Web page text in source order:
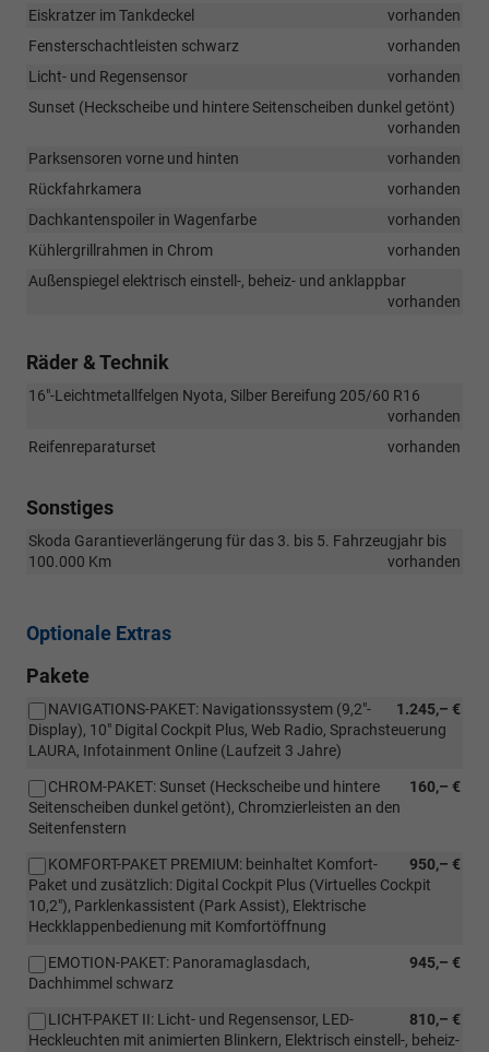
Eiskratzer im Tankdeckel
vorhanden
Fensterschachtleisten schwarz
vorhanden
Licht- und Regensensor
vorhanden
Sunset (Heckscheibe und hintere Seitenscheiben dunkel getönt)
vorhanden
Parksensoren vorne und hinten
vorhanden
Rückfahrkamera
vorhanden
Dachkantenspoiler in Wagenfarbe
vorhanden
Kühlergrillrahmen in Chrom
vorhanden
Außenspiegel elektrisch einstell-, beheiz- und anklappbar
vorhanden
Räder & Technik
16"-Leichtmetallfelgen Nyota, Silber Bereifung 205/60 R16
vorhanden
Reifenreparaturset
vorhanden
Sonstiges
Skoda Garantieverlängerung für das 3. bis 5. Fahrzeugjahr bis
100.000 Km
vorhanden
Optionale Extras
Pakete
1.245,– €
NAVIGATIONS-PAKET: Navigationssystem (9,2"-
Display), 10" Digital Cockpit Plus, Web Radio, Sprachsteuerung
LAURA, Infotainment Online (Laufzeit 3 Jahre)
160,– €
CHROM-PAKET: Sunset (Heckscheibe und hintere
Seitenscheiben dunkel getönt), Chromzierleisten an den
Seitenfenstern
950,– €
KOMFORT-PAKET PREMIUM: beinhaltet Komfort-
Paket und zusätzlich: Digital Cockpit Plus (Virtuelles Cockpit
10,2"), Parklenkassistent (Park Assist), Elektrische
Heckklappenbedienung mit Komfortöffnung
945,– €
EMOTION-PAKET: Panoramaglasdach,
Dachhimmel schwarz
810,– €
LICHT-PAKET II: Licht- und Regensensor, LED-
Heckleuchten mit animierten Blinkern, Elektrisch einstell-, beheiz-